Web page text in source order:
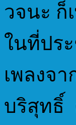
วจนะ ก็
ในที่ปร
เพลงจ
บริสุทธิ์